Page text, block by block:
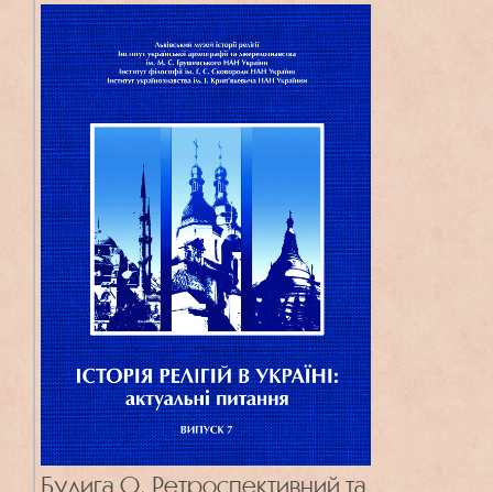
Булига О. Ретроспективний та